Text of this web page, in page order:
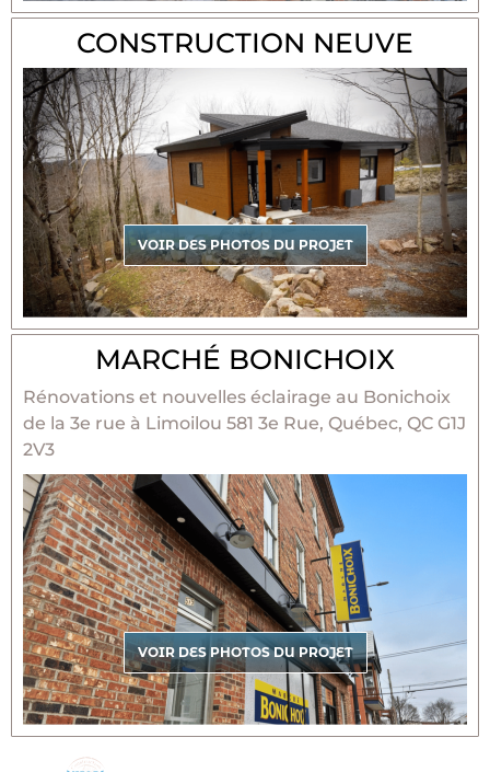
CONSTRUCTION NEUVE
VOIR DES PHOTOS DU PROJET
MARCHÉ BONICHOIX
Rénovations et nouvelles éclairage au Bonichoix
de la 3e rue à Limoilou 581 3e Rue, Québec, QC G1J
2V3
VOIR DES PHOTOS DU PROJET